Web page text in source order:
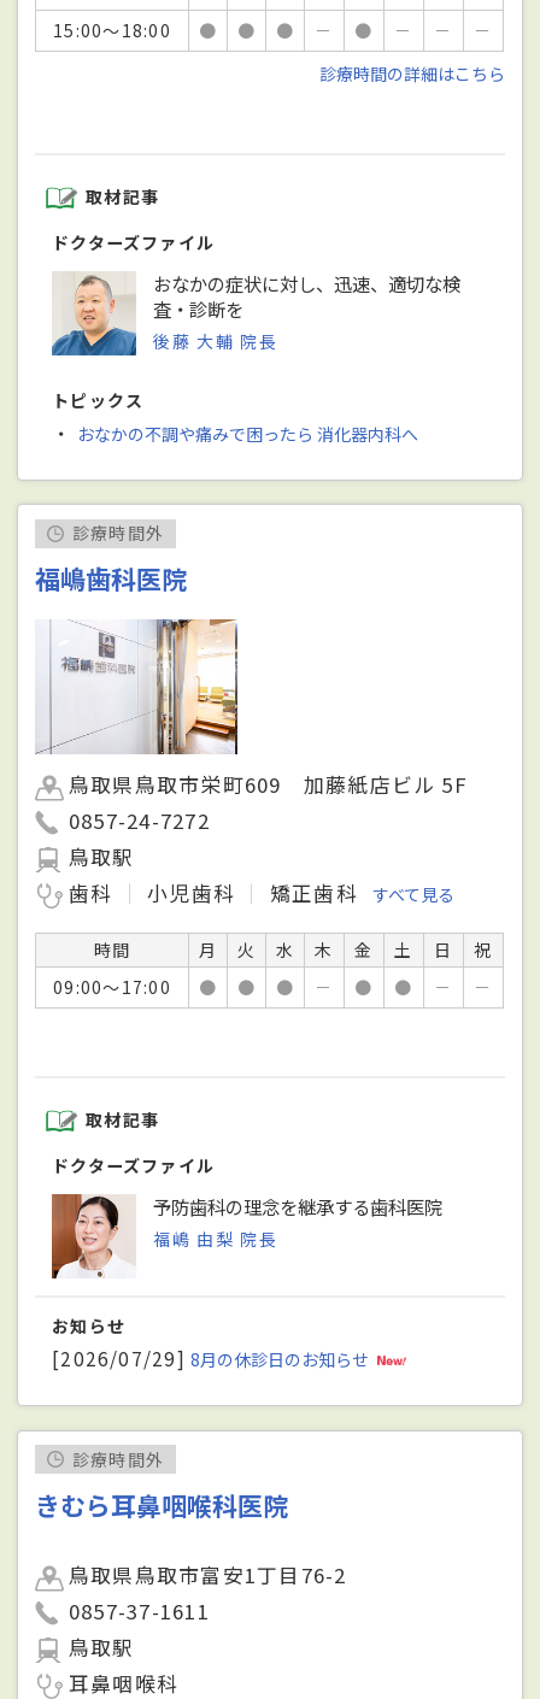
15:00～18:00
● ● ● － ● － －
－
診療時間の詳細はこちら
取材記事
ドクターズファイル
おなかの症状に対し、迅速、適切な検
査・診断を
後藤 大輔 院長
トピックス
・ おなかの不調や痛みで困ったら 消化器内科へ
診療時間外
福嶋歯科医院
鳥取県鳥取市栄町609 加藤紙店ビル 5F
0857-24-7272
鳥取駅
歯科
小児歯科 矯正歯科 すべて見る
時間 月 火 水 木 金 土 日
祝
09:00～17:00
● ● ● － ● ● － －
取材記事
ドクターズファイル
予防歯科の理念を継承する歯科医院
福嶋 由梨 院長
お知らせ
[2026/07/29]8月の休診日のお知らせ
診療時間外
きむら耳鼻咽喉科医院
鳥取県鳥取市富安1丁目76-2
0857-37-1611
鳥取駅
耳鼻咽喉科